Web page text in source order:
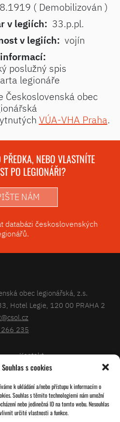
s cookies
k ukládání a/nebo přístupu k informacím o
Souhlas s těmito technologiemi nám umožní
nebo jedinečná ID na tomto webu. Nesouhlas
určité vlastnosti a funkce.
( Demobilizován )
v legiích: 33.p.pl.
v legiích: vojín
poslužný spis
legionáře
Československá obec
VÚA-VHA Praha.
NEBO VLASTNÍTE
PO LEGIONÁŘI?
NÁM
databázi československých
obec legionářská, z.s.
Hotel Legie, 120 00 PRAHA 2
235
Kontakt
Databáze legionářů
Pro členy
Zásady cookies